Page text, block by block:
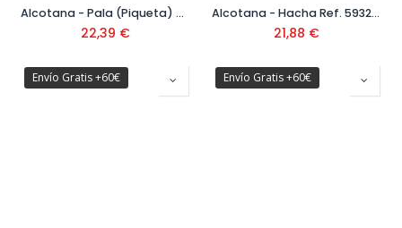
Alcotana - Pala (Piqueta) Ref. 5931-A N
22,39 €
Alcotana - Hacha Ref. 5932-A N
21,88 €
Envío Gratis +60€ Envío Gratis +60€